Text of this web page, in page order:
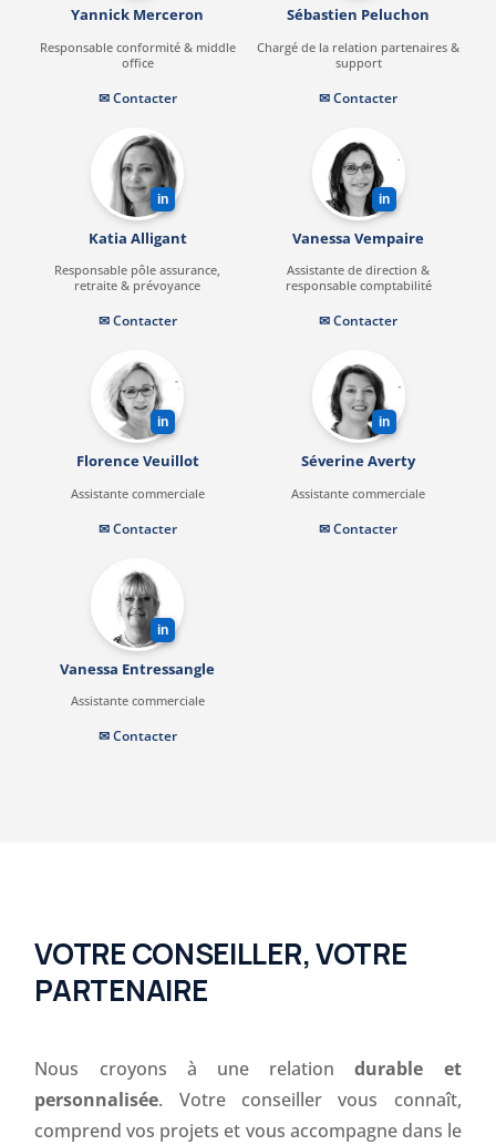
Yannick Merceron
Responsable conformité & middle
office
✉ Contacter
Sébastien Peluchon
Chargé de la relation partenaires &
support
✉ Contacter
in
Katia Alligant
Responsable pôle assurance,
retraite & prévoyance
✉ Contacter
in
Vanessa Vempaire
Assistante de direction &
responsable comptabilité
✉ Contacter
in
Florence Veuillot
Assistante commerciale
✉ Contacter
in
Séverine Averty
Assistante commerciale
✉ Contacter
in
Vanessa Entressangle
Assistante commerciale
✉ Contacter
VOTRE CONSEILLER, VOTRE
PARTENAIRE
Nous croyons à une relationdurable et
personnalisée. Votre conseiller vous connaît,
comprend vos projets et vous accompagne dans le